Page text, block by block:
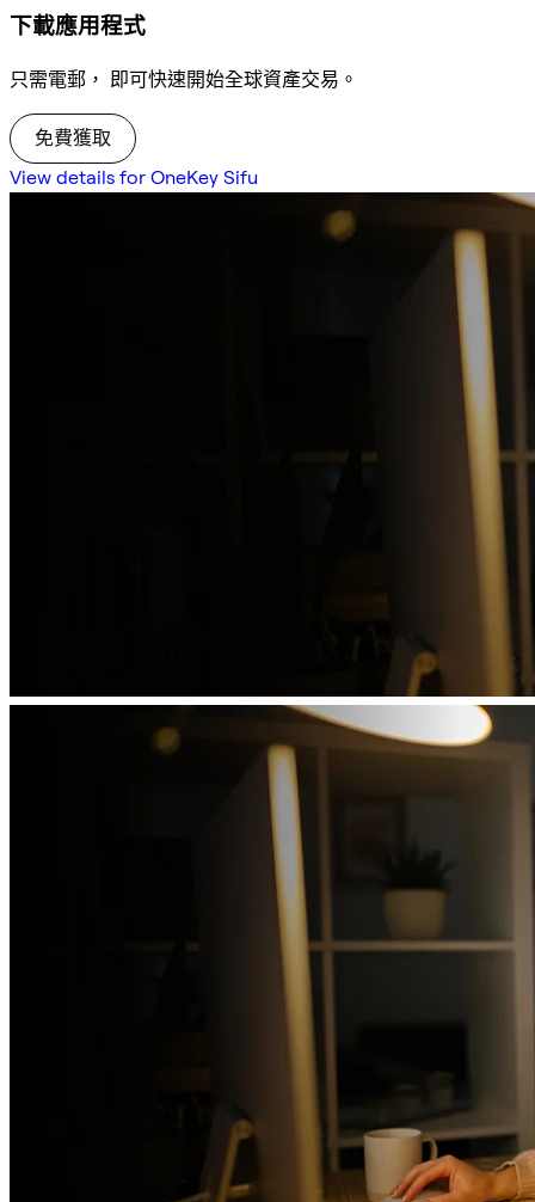
下載應用程式
只需電郵， 即可快速開始全球資產交易。
免費獲取
View details for OneKey Sifu